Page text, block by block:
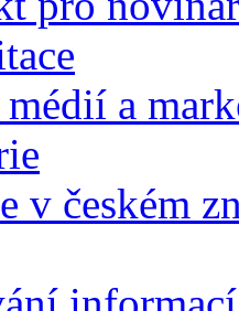
a
v českém